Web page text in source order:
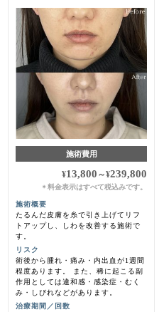
施術費用
¥13,800 ～¥239,800
＊料金表示はすべて税込みです。
施術概要
たるんだ皮膚を糸で引き上げてリフ
トアップし、しわを改善する施術で
す。
リスク
術後から腫れ・痛み・内出血が1週間
程度あります。 また、稀に起こる副
作用としては違和感・感染症・むく
み・しびれなどがあります。
治療期間／回数